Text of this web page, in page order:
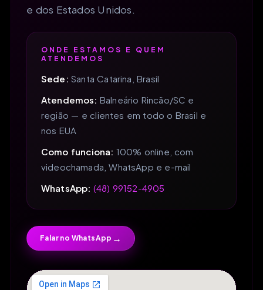
e dos Estados Unidos.
ONDE ESTAMOS E QUEM
ATENDEMOS
Sede: Santa Catarina, Brasil
Atendemos: Balneário Rincão/SC e
região — e clientes em todo o Brasil e
nos EUA
Como funciona: 100% online, com
videochamada, WhatsApp e e-mail
WhatsApp: (48) 99152-4905
Falar no WhatsApp →